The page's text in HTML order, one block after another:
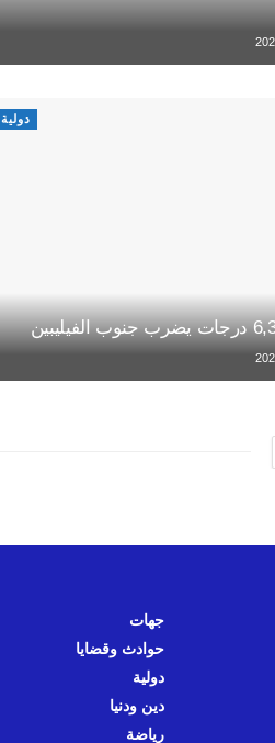
دولية
جهات
حوادث وقضايا
دولية
دين ودنيا
رياضة